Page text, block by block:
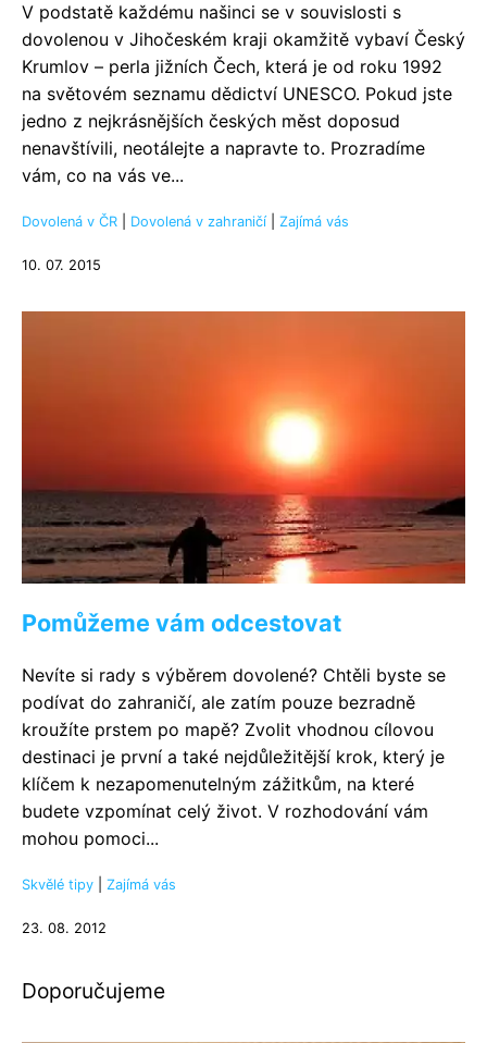
V podstatě každému našinci se v souvislosti s
dovolenou v Jihočeském kraji okamžitě vybaví Český
Krumlov – perla jižních Čech, která je od roku 1992
na světovém seznamu dědictví UNESCO. Pokud jste
jedno z nejkrásnějších českých měst doposud
nenavštívili, neotálejte a napravte to. Prozradíme
vám, co na vás ve...
Dovolená v ČR Dovolená v zahraničí Zajímá vás
10. 07. 2015
Pomůžeme vám odcestovat
Nevíte si rady s výběrem dovolené? Chtěli byste se
podívat do zahraničí, ale zatím pouze bezradně
kroužíte prstem po mapě? Zvolit vhodnou cílovou
destinaci je první a také nejdůležitější krok, který je
klíčem k nezapomenutelným zážitkům, na které
budete vzpomínat celý život. V rozhodování vám
mohou pomoci...
Skvělé tipy Zajímá vás
23. 08. 2012
Doporučujeme